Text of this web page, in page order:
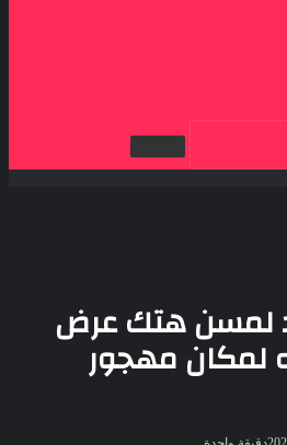
بحث
لمسن هتك عرض
لمكان مهجور